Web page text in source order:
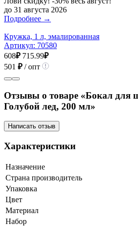
до 31 августа 2026
Подробнее →
Кружка, 1 л, эмалированная
Артикул: 70580
608₽ 715.99₽
501 ₽/ опт
Отзывы о товаре «Бокал для
Голубой лед, 200 мл»
Написать отзыв
Характеристики
Назначение
Страна производитель
Упаковка
Цвет
Материал
Набор